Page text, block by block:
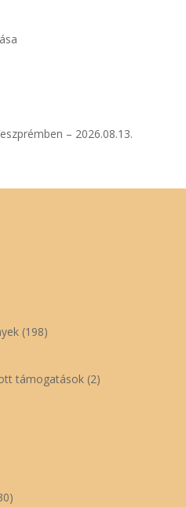
– 2026.08.13.
(198)
támogatások(2)